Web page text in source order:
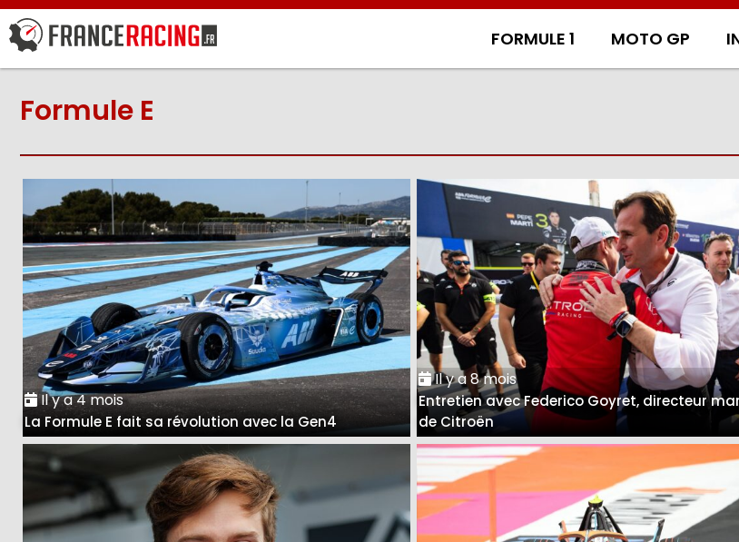
FORMULE 1 MOTO GP
Formule E
Il y a 4 mois
La Formule E fait sa révolution avec la Gen4
Il y a 8 mois
Entretien avec Federico Goyret, directeur
de Citroën